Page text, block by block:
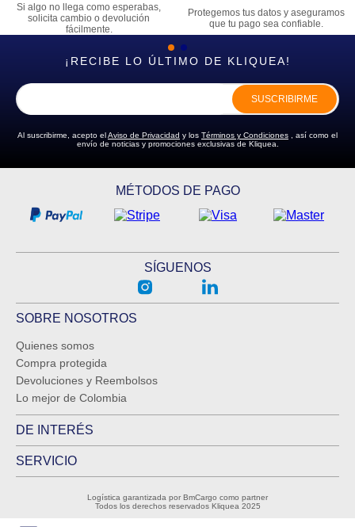
Si algo no llega como esperabas,
solicita cambio o devolución
fácilmente.
Protegemos tus datos y aseguramos
que tu pago sea confiable.
¡RECIBE LO ÚLTIMO DE KLIQUEA!
SUSCRIBIRME
Al suscribirme, acepto elAviso de Privacidad y los Términos y Condiciones , así como el
envío de noticias y promociones exclusivas de Kliquea.
MÉTODOS DE PAGO
SÍGUENOS
SOBRE NOSOTROS
Quienes somos
Compra protegida
Devoluciones y Reembolsos
Lo mejor de Colombia
DE INTERÉS
SERVICIO
Logística garantizada por BmCargo como partner
Todos los derechos reservados Kliquea 2025